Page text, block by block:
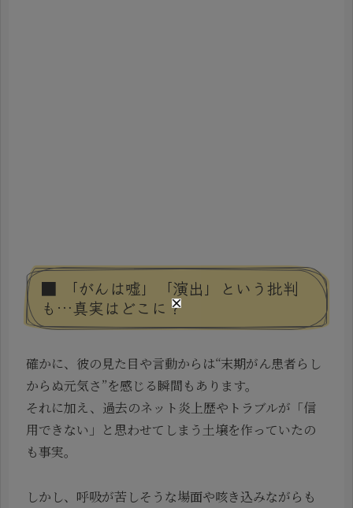
■ 「がんは嘘」「演出」という批判
も…真実はどこに？
確かに、彼の見た目や言動からは“末期がん患者らし
からぬ元気さ”を感じる瞬間もあります。
それに加え、過去のネット炎上歴やトラブルが「信
用できない」と思わせてしまう土壌を作っていたの
も事実。
しかし、呼吸が苦しそうな場面や咳き込みながらも